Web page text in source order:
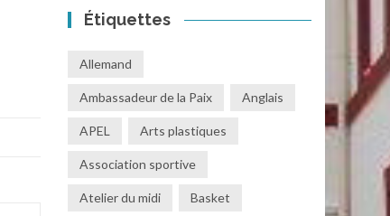
Étiquettes
Allemand
Ambassadeur de la Paix Anglais
APEL Arts plastiques
Association sportive
Atelier du midi Basket